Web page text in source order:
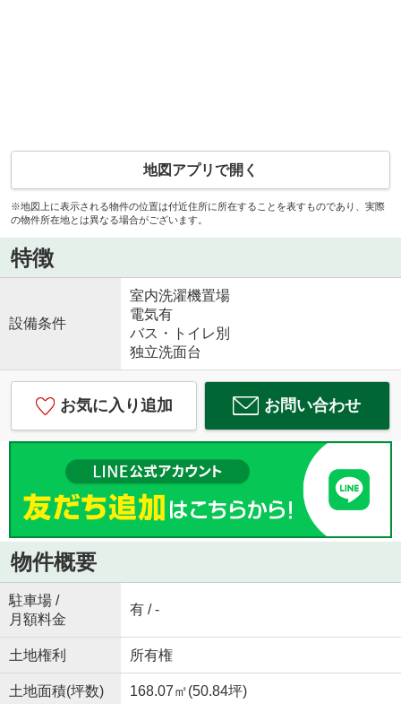
地図アプリで開く
※地図上に表示される物件の位置は付近住所に所在することを表すものであり、実際
の物件所在地とは異なる場合がございます。
特徴
設備条件
室内洗濯機置場
電気有
バス・トイレ別
独立洗面台
お気に入り追加 お問い合わせ
物件概要
駐車場 /
月額料金
有 / -
土地権利 所有権
土地面積(坪数) 168.07㎡(50.84坪)